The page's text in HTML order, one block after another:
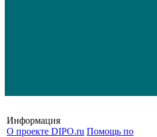
Информация
О проекте DIPO.ru Помощь по